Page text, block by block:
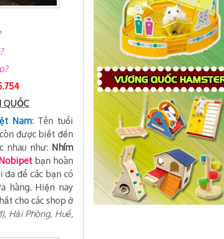
QUỐC
Nam: Tên tuổi
được biết đến
nhau như: Nhím
bạn hoàn
để các bạn có
hàng. Hiện nay
cho các shop ở
Hải Phòng, Huế,